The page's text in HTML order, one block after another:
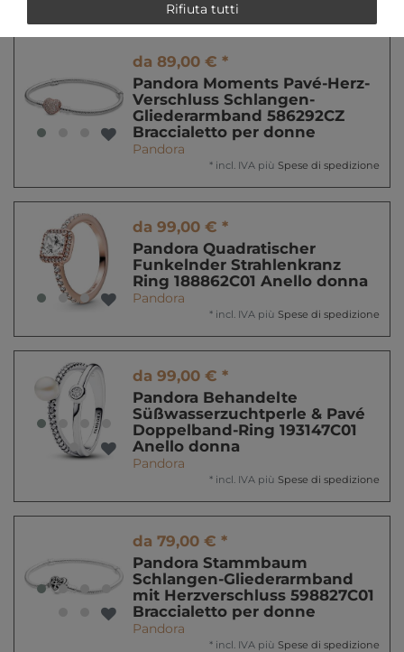
MEHR VON PANDORA
da 89,00 € *
Pandora Moments Pavé-Herz-
Verschluss Schlangen-
Gliederarmband 586292CZ
Braccialetto per donne
Pandora
* incl. IVA più Spese di spedizione
da 99,00 € *
Pandora Quadratischer
Funkelnder Strahlenkranz
Ring 188862C01 Anello donna
Pandora
* incl. IVA più Spese di spedizione
da 99,00 € *
Pandora Behandelte
Süßwasserzuchtperle & Pavé
Doppelband-Ring 193147C01
Anello donna
Pandora
* incl. IVA più Spese di spedizione
da 79,00 € *
Pandora Stammbaum
Schlangen-Gliederarmband
mit Herzverschluss 598827C01
Braccialetto per donne
Pandora
* incl. IVA più Spese di spedizione
Rifiuta tutti